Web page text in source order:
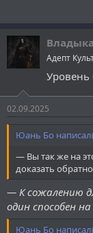
Адепт
Уровень
02.09.2025
Юань Бо
— Вы так же на
доказать
— К сожалению
один способен
Юань Бо